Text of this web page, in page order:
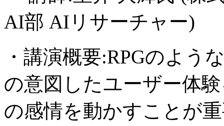
AI部 AIリサーチャー)
・講演概要:RPGのよう
の意図したユーザー体
の感情を動かすことが